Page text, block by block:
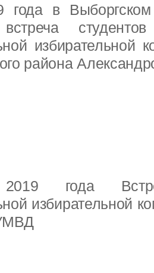
года в
встреча
избирательной
района
года
избирательной